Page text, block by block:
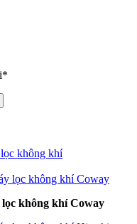
không khí
không khí Coway